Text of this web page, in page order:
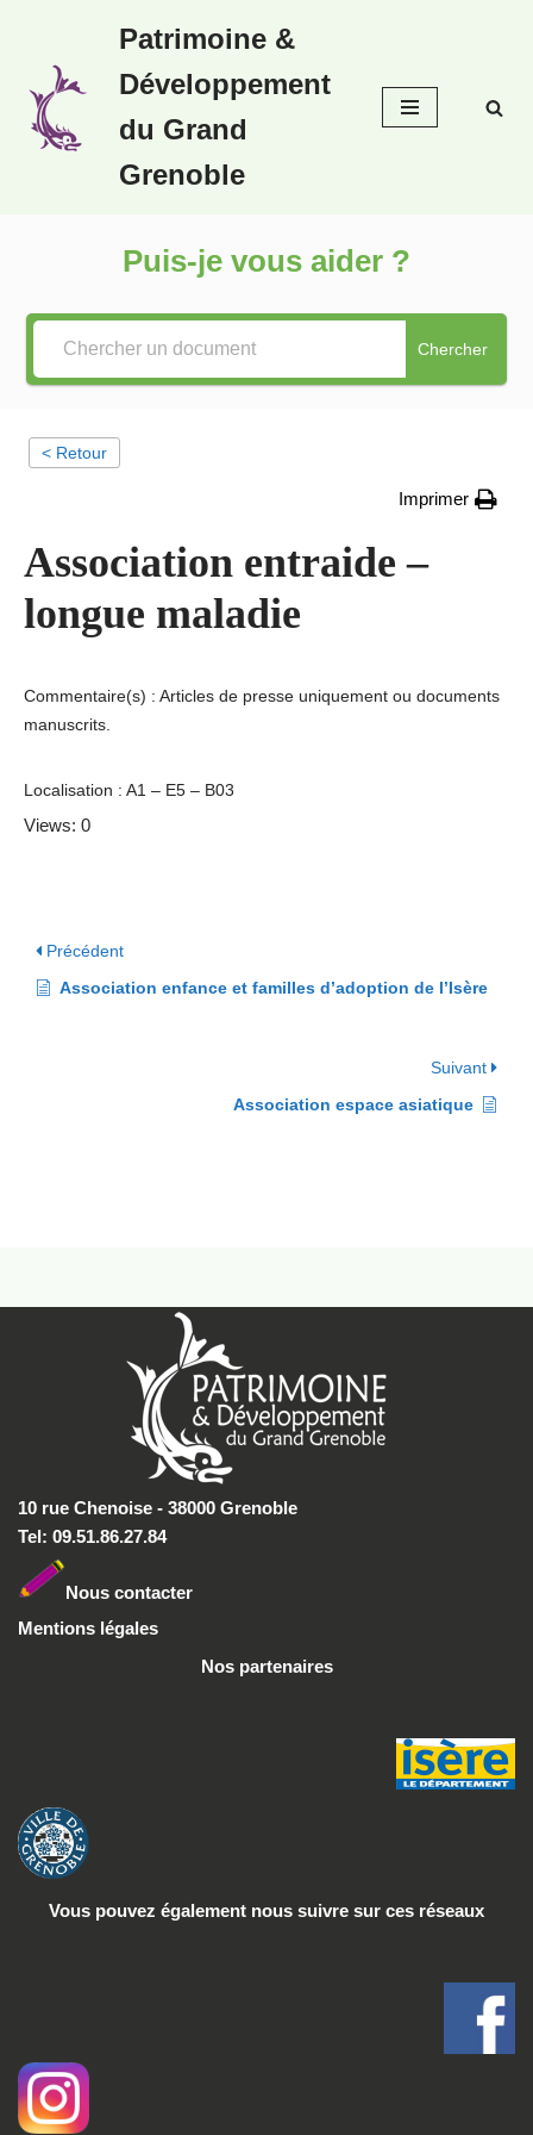
au
contenu
Patrimoine &
Développement
du Grand
Grenoble
Puis-je vous aider ?
Chercher
< Retour
Imprimer
Association entraide –
longue maladie
Commentaire(s) : Articles de presse uniquement ou documents
manuscrits.
Localisation : A1 – E5 – B03
Views: 0
Précédent
Association enfance et familles d’adoption de l’Isère
Suivant
Association espace asiatique
10 rue Chenoise - 38000 Grenoble
Tel: 09.51.86.27.84
Nous contacter
Mentions légales
Nos partenaires
Vous pouvez également nous suivre sur ces réseaux